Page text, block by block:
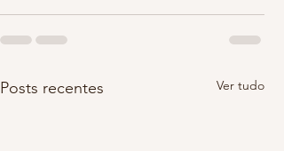
Posts recentes Ver tudo